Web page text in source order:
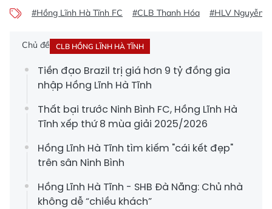
#Hồng Lĩnh Hà Tĩnh FC #CLB Thanh Hóa #HLV Nguyễn
Chủ đề CLB HỒNG LĨNH HÀ TĨNH
Tiền đạo Brazil trị giá hơn 9 tỷ đồng gia
nhập Hồng Lĩnh Hà Tĩnh
Thất bại trước Ninh Bình FC, Hồng Lĩnh Hà
Tĩnh xếp thứ 8 mùa giải 2025/2026
Hồng Lĩnh Hà Tĩnh tìm kiếm "cái kết đẹp"
trên sân Ninh Bình
Hồng Lĩnh Hà Tĩnh - SHB Đà Nẵng: Chủ nhà
không dễ “chiều khách”